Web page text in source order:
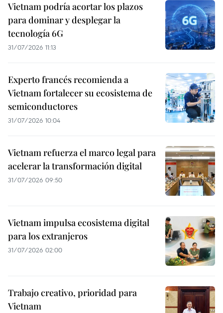
Vietnam podría acortar los plazos
para dominar y desplegar la
tecnología 6G
31/07/2026 11:13
Experto francés recomienda a
Vietnam fortalecer su ecosistema de
semiconductores
31/07/2026 10:04
Vietnam refuerza el marco legal para
acelerar la transformación digital
31/07/2026 09:50
Vietnam impulsa ecosistema digital
para los extranjeros
31/07/2026 02:00
Trabajo creativo, prioridad para
Vietnam